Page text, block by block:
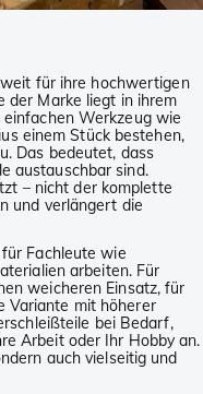
für ihre hochwertigen
der Marke liegt in ihrem
Werkzeug wie
einem Stück bestehen,
Das bedeutet, dass
austauschbar sind.
– nicht der komplette
und verlängert die
Fachleute wie
arbeiten. Für
weicheren Einsatz, für
Variante mit höherer
bei Bedarf,
Arbeit oder Ihr Hobby an.
auch vielseitig und